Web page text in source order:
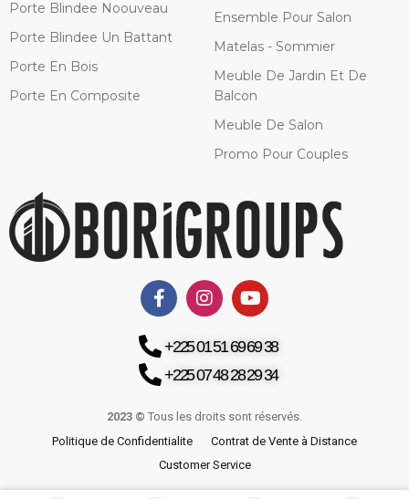
Porte Blindee Noouveau
Porte Blindee Un Battant
Porte En Bois
Porte En Composite
Ensemble Pour Salon
Matelas - Sommier
Meuble De Jardin Et De
Balcon
Meuble De Salon
Promo Pour Couples
+225 01 51 69 69 38
+225 07 48 28 29 34
2023 © Tous les droits sont réservés.
Politique de Confidentialite
Contrat de Vente à Distance
Customer Service